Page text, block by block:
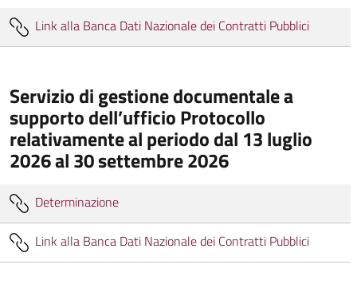
Link alla Banca Dati Nazionale dei Contratti Pubblici
Servizio di gestione documentale a
supporto dell’ufficio Protocollo
relativamente al periodo dal 13 luglio
2026 al 30 settembre 2026
Determinazione
Link alla Banca Dati Nazionale dei Contratti Pubblici